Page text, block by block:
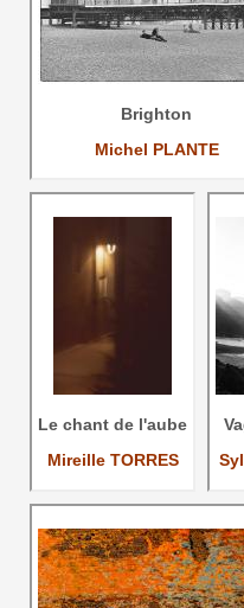
Brighton
Michel PLANTE
Le chant de l'aube
Mireille TORRES